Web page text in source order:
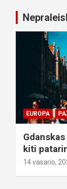
EUROPA
kiti
14 vasario,